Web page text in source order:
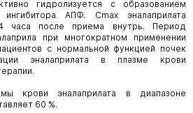
гидролизуется с образованием
ингибитора АПФ. Cmax эналаприлата
часа после приема внутрь. Период
при многократном применении
с нормальной функцией почек
эналаприлата в плазме крови
крови эналаприлата в диапазоне
60 %.